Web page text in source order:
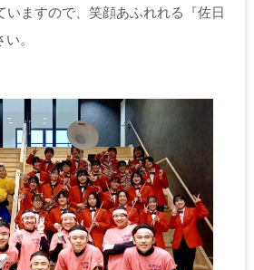
いますので、笑顔あふれれる『佐日
。